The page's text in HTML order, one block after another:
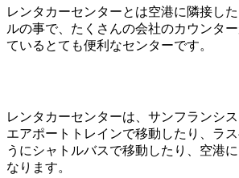
レンタカーセンターとは空港に隣接し
ルの事で、たくさんの会社のカウンタ
ているとても便利なセンターです。
レンタカーセンターは、サンフランシ
エアポートトレインで移動したり、ラ
うにシャトルバスで移動したり、空港
なります。